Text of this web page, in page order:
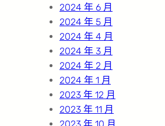
2024 年 6 月
2024 年 5 月
2024 年 4 月
2024 年 3 月
2024 年 2 月
2024 年 1 月
2023 年 12 月
2023 年 11 月